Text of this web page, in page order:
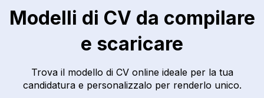
Modelli di CV da compilare
e scaricare
Trova il modello di CV online ideale per la tua
candidatura e personalizzalo per renderlo unico.